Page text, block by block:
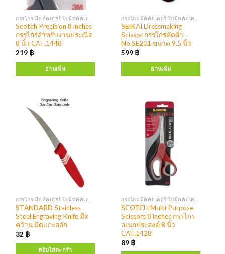
กรรไกร มีดคัตเตอร์ ใบมีดคัตเตอร์
SCOTCH Multi Purpose
Scissors 8 inches กรรไกร
อเนกประสงค์ 8 นิ้ว
CAT.1428
89 ฿
Scotch Precision 8 inches
กรรไกรสำหรับงานประณีต
8 นิ้ว CAT.1448
219 ฿
อ่านเพิ่ม
SEIKAI Dressmaking
Scissor กรรไกรตัดผ้า
No.SE201 ขนาด 9.5 นิ้ว
599 ฿
อ่านเพิ่ม
กรรไกร มีดคัตเตอร์ ใบมีดคัตเตอร์
STANDARD Stainless
Steel Engraving Knife มีด
คว้าน มีดแกะสลัก
32 ฿
หยิบใส่ตะกร้า